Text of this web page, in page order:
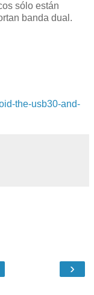
sólo están
banda dual.
the-usb30-and-
›